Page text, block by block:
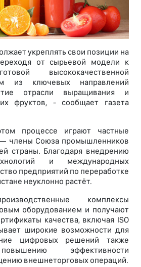
укреплять свои позиции на
от сырьевой модели к
высококачественной
из ключевых направлений
отрасли выращивания и
фруктов, - сообщает газета
процессе играют частные
члены Союза промышленников
страны. Благодаря внедрению
и международных
предприятий по переработке
неуклонно растёт.
комплексы
оборудованием и получают
качества, включая ISO
широкие возможности для
цифровых решений также
эффективности
внешнеторговых операций.